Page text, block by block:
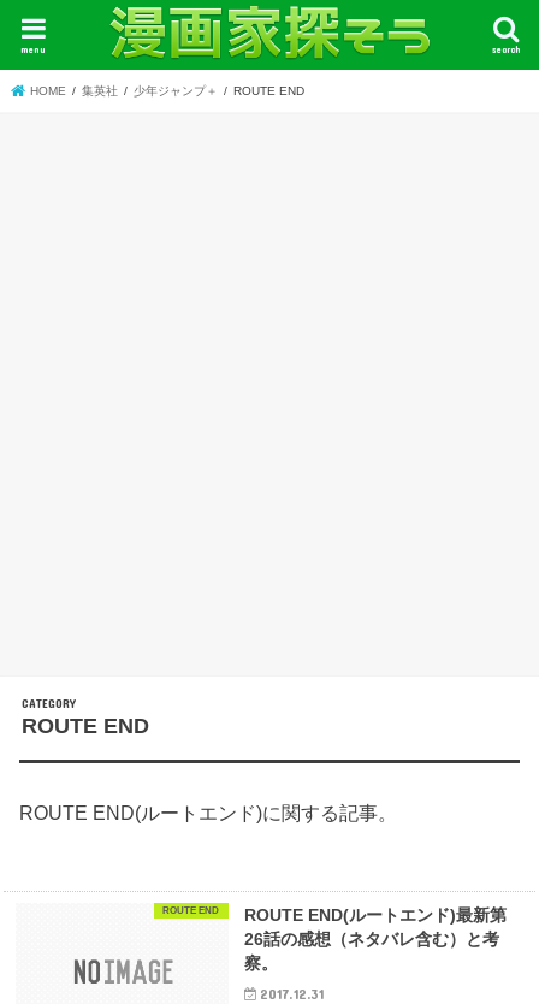
search
menu
HOME 集英社 少年ジャンプ＋ ROUTE END
ROUTE END
ROUTE END(ルートエンド)に関する記事。
ROUTE END
ROUTE END(ルートエンド)最新第
26話の感想（ネタバレ含む）と考
察。
2017.12.31